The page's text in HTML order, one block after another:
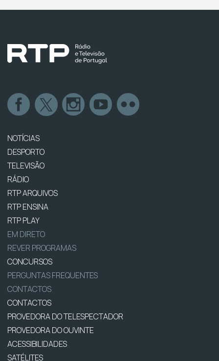
NOTÍCIAS
DESPORTO
TELEVISÃO
RÁDIO
RTP ARQUIVOS
RTP ENSINA
RTP PLAY
EM DIRETO
REVER PROGRAMAS
CONCURSOS
PERGUNTAS FREQUENTES
CONTACTOS
CONTACTOS
PROVEDORA DO TELESPECTADOR
PROVEDORA DO OUVINTE
ACESSIBILIDADES
SATÉLITES